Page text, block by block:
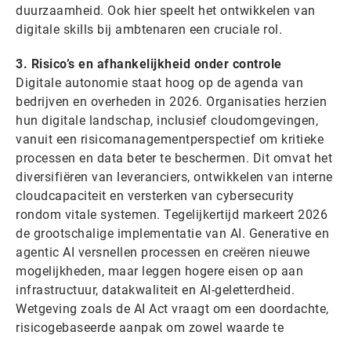
duurzaamheid. Ook hier speelt het ontwikkelen van
digitale skills bij ambtenaren een cruciale rol.
3. Risico’s en afhankelijkheid onder controle
Digitale autonomie staat hoog op de agenda van
bedrijven en overheden in 2026. Organisaties herzien
hun digitale landschap, inclusief cloudomgevingen,
vanuit een risicomanagementperspectief om kritieke
processen en data beter te beschermen. Dit omvat het
diversifiëren van leveranciers, ontwikkelen van interne
cloudcapaciteit en versterken van cybersecurity
rondom vitale systemen. Tegelijkertijd markeert 2026
de grootschalige implementatie van AI. Generative en
agentic AI versnellen processen en creëren nieuwe
mogelijkheden, maar leggen hogere eisen op aan
infrastructuur, datakwaliteit en AI-geletterdheid.
Wetgeving zoals de AI Act vraagt om een doordachte,
risicogebaseerde aanpak om zowel waarde te